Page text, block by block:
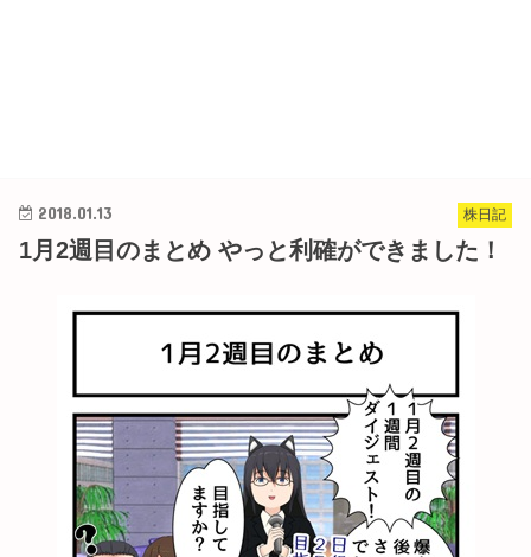
株日記
2018.01.13
1月2週目のまとめ やっと利確ができました！